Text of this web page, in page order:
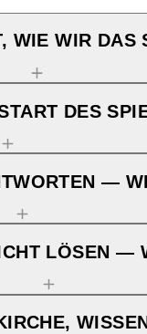
WIE WIR DAS
DES
—
LÖSEN —